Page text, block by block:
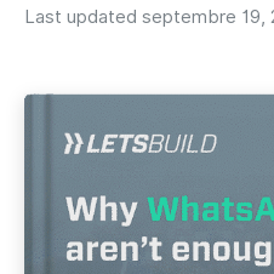
Last updated septembre 19,